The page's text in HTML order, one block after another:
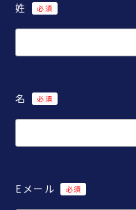
姓
名
Eメール